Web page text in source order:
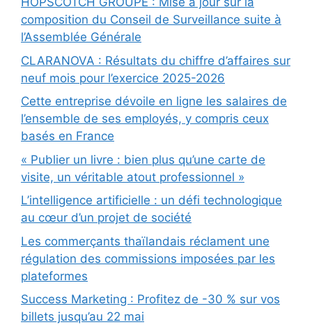
composition du Conseil de Surveillance suite à
l’Assemblée Générale
CLARANOVA : Résultats du chiffre d’affaires sur
neuf mois pour l’exercice 2025-2026
Cette entreprise dévoile en ligne les salaires de
l’ensemble de ses employés, y compris ceux
basés en France
« Publier un livre : bien plus qu’une carte de
visite, un véritable atout professionnel »
L’intelligence artificielle : un défi technologique
au cœur d’un projet de société
Les commerçants thaïlandais réclament une
régulation des commissions imposées par les
plateformes
Success Marketing : Profitez de -30 % sur vos
billets jusqu’au 22 mai